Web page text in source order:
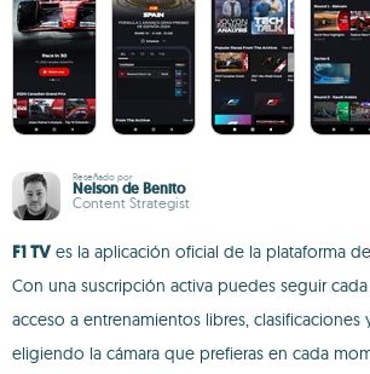
Reseñado por
Nelson de Benito
Content Strategist
F1 TV es la aplicación oficial de la plataforma de
Con una suscripción activa puedes seguir
acceso a entrenamientos libres, clasificaciones
eligiendo la cámara que prefieras en cada